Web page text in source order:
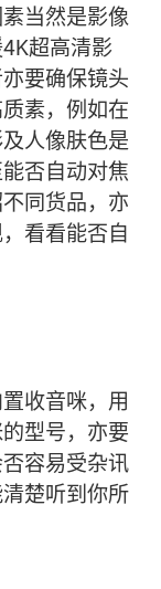
当然是影像
超高清影
要确保镜头
素，例如在
人像肤色是
否自动对焦
同货品，亦
看看能否自
收音咪，用
型号，亦要
容易受杂讯
楚听到你所